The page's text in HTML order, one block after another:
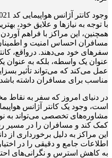
با توجه به نیازها و علایق خود،
همچنین، این مراکز با فراهم
مسافران احساس امنیت و
سفرهای خود می‌دهند. درواقع،
عنوان یک واسطه، بلکه به عنوان
عمل می‌کند که می‌تواند تأثیر
مناسب برای مسافران داشته
در دنیای امروز که سفر به نقاط
است، وجود یک کانتر آژانس
مشاوره‌های تخصصی می‌تواند به
کمک کند و مسافران را در مسیر
این مراکز به دلیل برخورداری از
اطلاعات جامع و دقیقی را در
به کاهش استرس و نگرانی‌های